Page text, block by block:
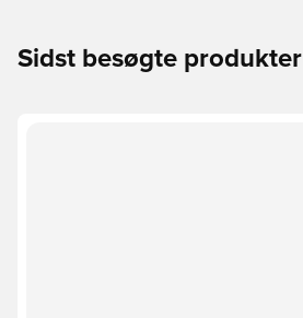
Sidst besøgte produkter